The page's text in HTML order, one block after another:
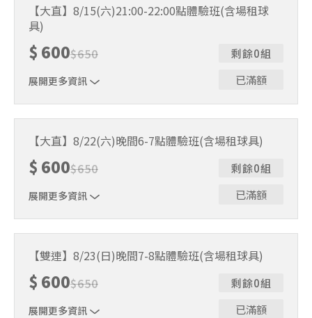
制。歡迎邀請親友一同報名參加，享受團體運動樂趣！ 如
人數未達開班門檻，或因天候不佳無法如期舉行，POA將視
情況安排延期或併班處理。 ⚠️ 報名完成後，如因天候因素
無法上課，僅提供課程延期選項，恕不退費，請參閱【報名
與課程異動規則】。報名後視為您已同意上述規則。
【大直】8/15(六)21:00-22:00點體驗班(含場租球
具)
$ 600$650
展開更多資訊
剩餘0組
已滿額
制。歡迎邀請親友一同報名參加，享受團體運動樂趣！ 如
人數未達開班門檻，或因天候不佳無法如期舉行，POA將視
情況安排延期或併班處理。 ⚠️ 報名完成後，如因天候因素
無法上課，僅提供課程延期選項，恕不退費，請參閱【報名
與課程異動規則】。報名後視為您已同意上述規則。
【大直】8/22(六)晚間6-7點體驗班(含場租球具)
$ 600$650
展開更多資訊
剩餘0組
已滿額
制。歡迎邀請親友一同報名參加，享受團體運動樂趣！ 如
人數未達開班門檻，或因天候不佳無法如期舉行，POA將視
情況安排延期或併班處理。 ⚠️ 報名完成後，如因天候因素
無法上課，僅提供課程延期選項，恕不退費，請參閱【報名
與課程異動規則】。報名後視為您已同意上述規則。
【雙連】8/23(日)晚間7-8點體驗班(含場租球具)
$ 600$650
展開更多資訊
剩餘0組
已滿額